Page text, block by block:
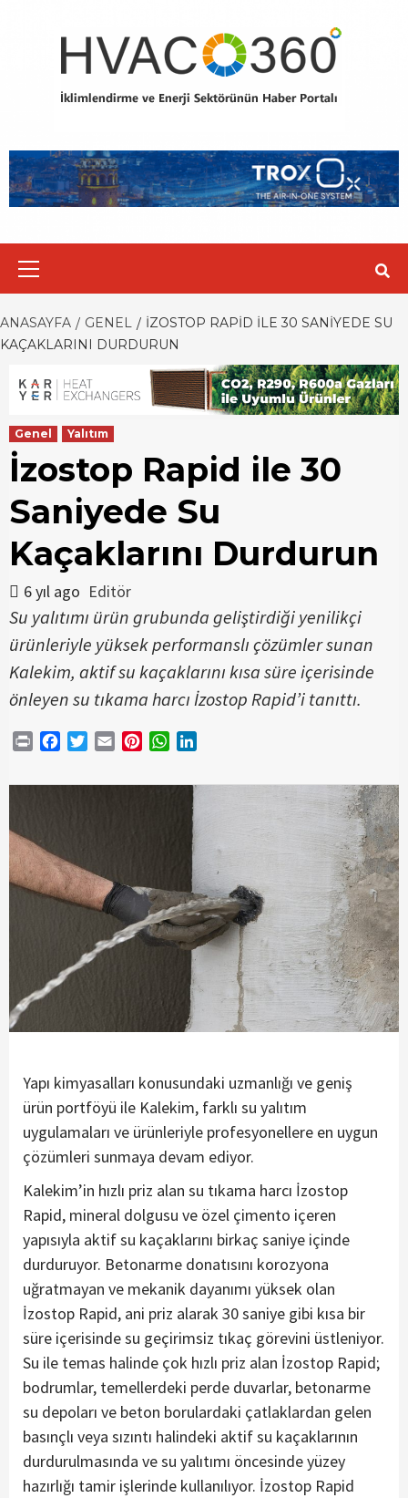
ANASAYFA GENEL
İZOSTOP RAPID ILE 30 SANIYEDE SU
KAÇAKLARINI DURDURUN
Genel Yalıtım
İzostop Rapid ile 30
Saniyede Su
Kaçaklarını Durdurun
6 yıl ago Editör
Su yalıtımı ürün grubunda geliştirdiği yenilikçi
ürünleriyle yüksek performanslı çözümler sunan
Kalekim, aktif su kaçaklarını kısa süre içerisinde
önleyen su tıkama harcı İzostop Rapid’i tanıttı.
Print FacebookTwitterEmail PinterestWhatsApp
Yapı kimyasalları konusundaki uzmanlığı ve geniş
ürün portföyü ile Kalekim, farklı su yalıtım
uygulamaları ve ürünleriyle profesyonellere en uygun
çözümleri sunmaya devam ediyor.
Kalekim’in hızlı priz alan su tıkama harcı İzostop
Rapid, mineral dolgusu ve özel çimento içeren
yapısıyla aktif su kaçaklarını birkaç saniye içinde
durduruyor. Betonarme donatısını korozyona
uğratmayan ve mekanik dayanımı yüksek olan
İzostop Rapid, ani priz alarak 30 saniye gibi kısa bir
süre içerisinde su geçirimsiz tıkaç görevini üstleniyor.
Su ile temas halinde çok hızlı priz alan İzostop Rapid;
bodrumlar, temellerdeki perde duvarlar, betonarme
su depoları ve beton borulardaki çatlaklardan gelen
basınçlı veya sızıntı halindeki aktif su kaçaklarının
durdurulmasında ve su yalıtımı öncesinde yüzey
hazırlığı tamir işlerinde kullanılıyor. İzostop Rapid